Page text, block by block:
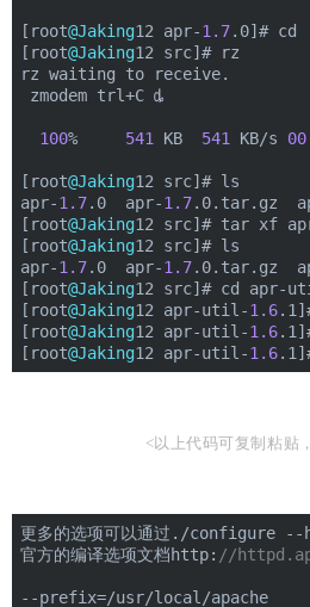
[root@Jaking12 apr-1.7.0]# cd
[root@Jaking12 src]# rz
rz waiting to receive.
zmodem trl+C ȡ
100% 541 KB 541 KB/s 00
[root@Jaking12 src]# ls
apr-1.7.0  apr-1.7.0.tar.gz
[root@Jaking12 src]# tar xf
[root@Jaking12 src]# ls
apr-1.7.0  apr-1.7.0.tar.gz
[root@Jaking12 src]# cd apr-
[root@Jaking12 apr-util-1.6
[root@Jaking12 apr-util-1.6
[root@Jaking12 apr-util-1.6
<以上代码可复制粘贴
更多的选项可以通过./configure --
官方的编译选项文档http: //
--prefix=/usr/local/apache